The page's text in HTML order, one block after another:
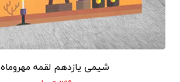
شیمی یازدهم لقمه مهروماه